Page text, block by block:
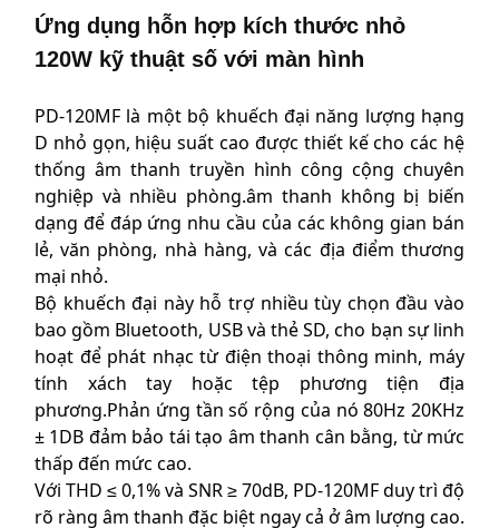
Ứng dụng hỗn hợp kích thước nhỏ
120W kỹ thuật số với màn hình
PD-120MF là một bộ khuếch đại năng lượng hạng
D nhỏ gọn, hiệu suất cao được thiết kế cho các hệ
thống âm thanh truyền hình công cộng chuyên
nghiệp và nhiều phòng.âm thanh không bị biến
dạng để đáp ứng nhu cầu của các không gian bán
lẻ, văn phòng, nhà hàng, và các địa điểm thương
mại nhỏ.
Bộ khuếch đại này hỗ trợ nhiều tùy chọn đầu vào
bao gồm Bluetooth, USB và thẻ SD, cho bạn sự linh
hoạt để phát nhạc từ điện thoại thông minh, máy
tính xách tay hoặc tệp phương tiện địa
phương.Phản ứng tần số rộng của nó 80Hz 20KHz
± 1DB đảm bảo tái tạo âm thanh cân bằng, từ mức
thấp đến mức cao.
Với THD ≤ 0,1% và SNR ≥ 70dB, PD-120MF duy trì độ
rõ ràng âm thanh đặc biệt ngay cả ở âm lượng cao.